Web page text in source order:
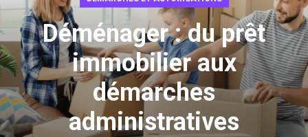
Déménager : du prêt
immobilier aux
démarches
administratives